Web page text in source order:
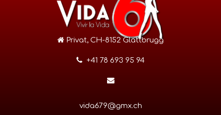
Privat, CH-8152 Glattbrugg
+41 78 693 95 94
vida679@gmx.ch